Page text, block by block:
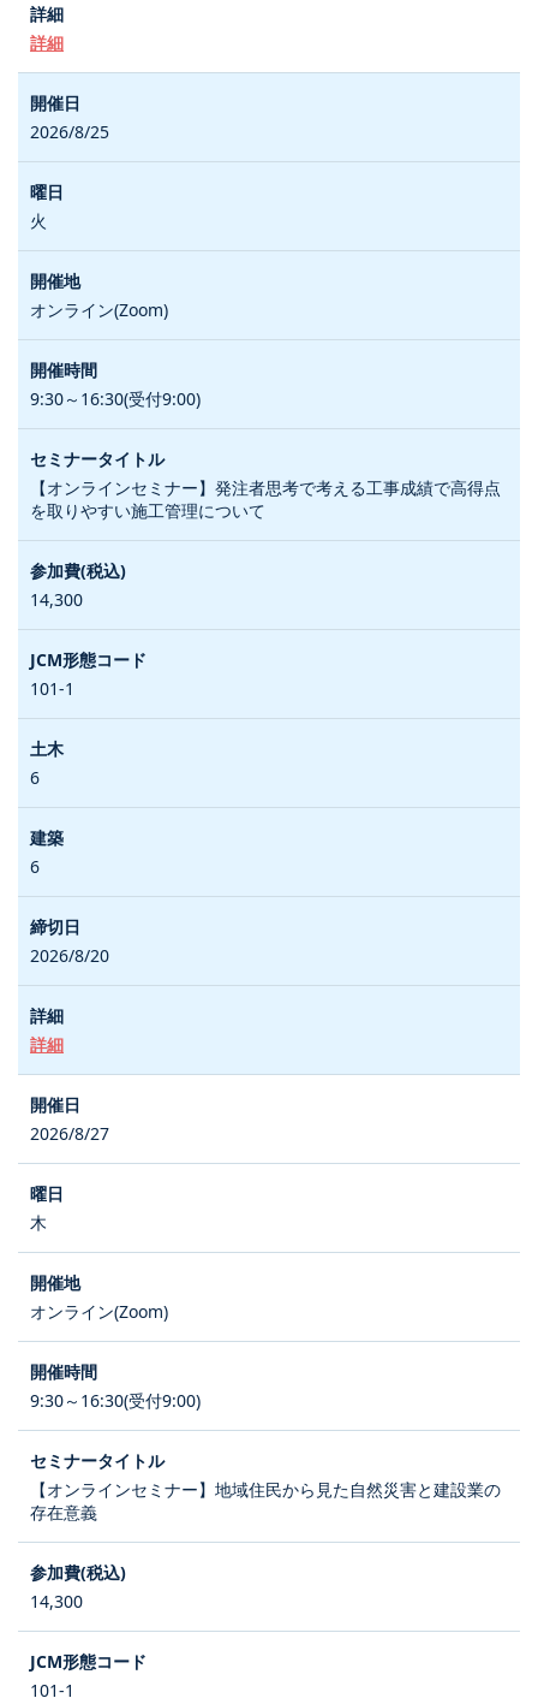
詳細
2026/8/25
火
オンライン(Zoom)
9:30～16:30(受付9:00)
【オンラインセミナー】発注者思考で考える工事成績で高得点
を取りやすい施工管理について
14,300
101-1
6
6
2026/8/20
詳細
2026/8/27
木
オンライン(Zoom)
9:30～16:30(受付9:00)
【オンラインセミナー】地域住民から見た自然災害と建設業の
存在意義
14,300
101-1